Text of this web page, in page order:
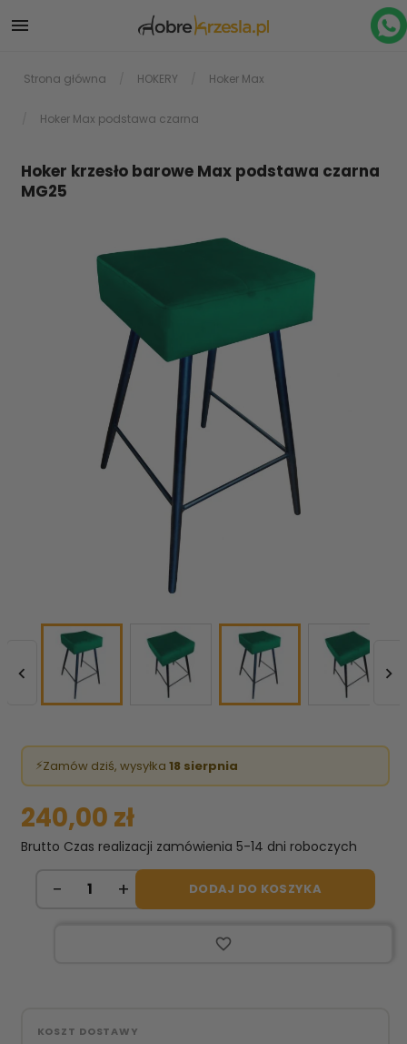

Strona główna HOKERY Hoker Max
Hoker Max podstawa czarna
Hoker krzesło barowe Max podstawa czarna
MG25
 
⚡Zamów dziś, wysyłka 18 sierpnia
240,00 zł
Brutto Czas realizacji zamówienia 5-14 dni roboczych
DODAJ DO KOSZYKA
favorite_border
KOSZT DOSTAWY